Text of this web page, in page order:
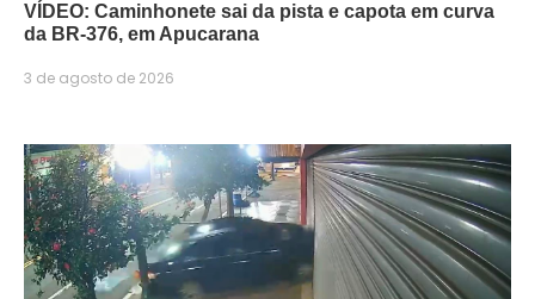
VÍDEO: Caminhonete sai da pista e capota em curva
da BR-376, em Apucarana
3 de agosto de 2026